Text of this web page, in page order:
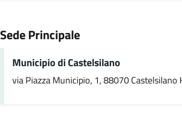
Sede Principale
Municipio di Castelsilano
via Piazza Municipio, 1, 88070 Castelsilano